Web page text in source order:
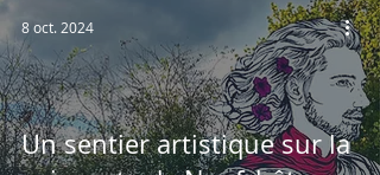
Un sentier artistique sur la
8 oct. 2024